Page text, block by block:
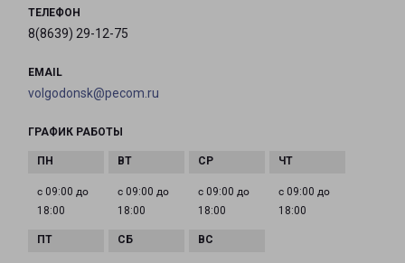
ТЕЛЕФОН
8(8639) 29-12-75
EMAIL
volgodonsk@pecom.ru
ГРАФИК РАБОТЫ
с 09:00 до
18:00
с 09:00 до
18:00
с 09:00 до
18:00
с 09:00 до
18:00